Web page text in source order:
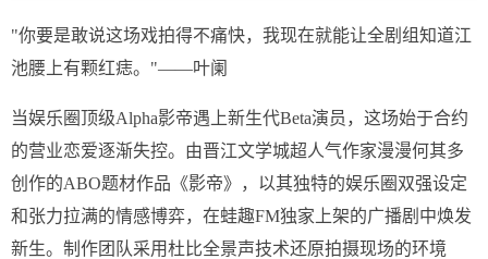
"你要是敢说这场戏拍得不痛快，我现在就能让全剧组知道江
池腰上有颗红痣。"——叶阑
当娱乐圈顶级Alpha影帝遇上新生代Beta演员，这场始于合约
的营业恋爱逐渐失控。由晋江文学城超人气作家漫漫何其多
创作的ABO题材作品《影帝》，以其独特的娱乐圈双强设定
和张力拉满的情感博弈，在蛙趣FM独家上架的广播剧中焕发
新生。制作团队采用杜比全景声技术还原拍摄现场的环境